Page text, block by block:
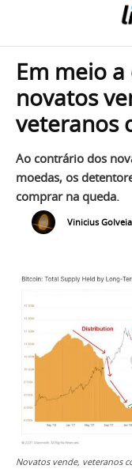
Em meio
novatos
veteranos
Ao contrário dos
moedas, os
comprar na queda.
Vinicius Golveia
Novatos vende, veteranos